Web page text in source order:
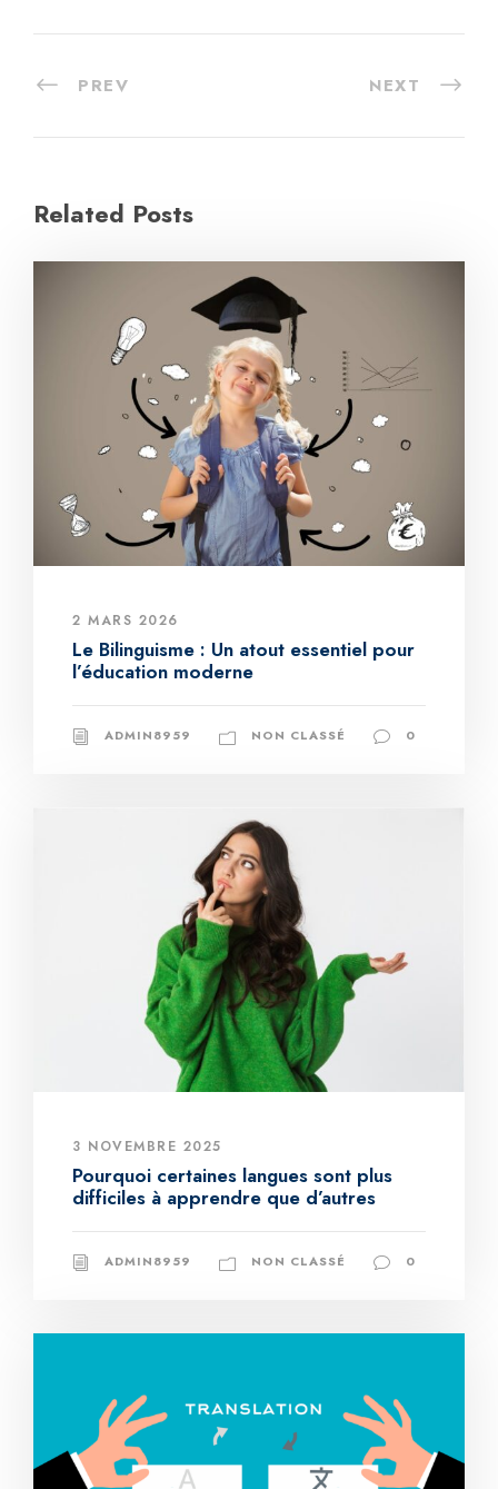
PREV NEXT
Related Posts
2 MARS 2026
Le Bilinguisme : Un atout essentiel pour
l’éducation moderne
ADMIN8959 NON CLASSÉ 0
3 NOVEMBRE 2025
Pourquoi certaines langues sont plus
difficiles à apprendre que d’autres
ADMIN8959 NON CLASSÉ 0